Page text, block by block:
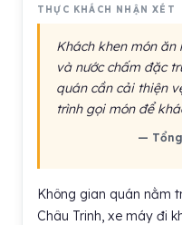
THỰC KHÁCH NHẬN XÉT
Khách khen món ăn
và nước chấm đặc
quán cần cải thiện
trình gọi món để
—
Không gian quán nằm
Châu Trinh, xe máy đi